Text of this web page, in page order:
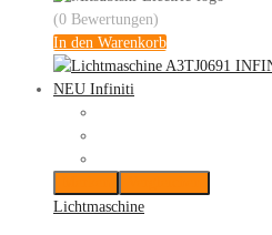
(0 Bewertungen)
In den Warenkorb
Lichtmaschine